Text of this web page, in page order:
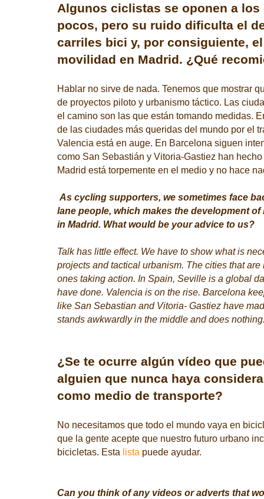
Algunos ciclistas se oponen a
pocos, pero su ruido dificulta el
carriles bici y, por consiguiente,
movilidad en Madrid. ¿Qué
Hablar no sirve de nada. Tenemos que mostrar
de proyectos piloto y urbanismo táctico. Las
el camino son las que están tomando medidas.
de las ciudades más queridas del mundo por el
Valencia está en auge. En Barcelona siguen
como San Sebastián y Vitoria-Gastiez han
Madrid está torpemente en el medio y no hace
As cycling supporters, we sometimes face
lane people, which makes the development
in Madrid. What would be your advice to us?
Talk has little effect. We have to show what is
projects and tactical urbanism. The cities that
ones taking action. In Spain, Seville is a global
have done. Valencia is on the rise. Barcelona
like San Sebastian and Vitoria- Gastiez have
stands awkwardly in the middle and does
¿Se te ocurre algún vídeo que
alguien que nunca haya
como medio de transporte?
No necesitamos que todo el mundo vaya en
que la gente acepte que nuestro futuro urbano
bicicletas. Esta lista puede ayudar.
Can you think of any videos or adverts that